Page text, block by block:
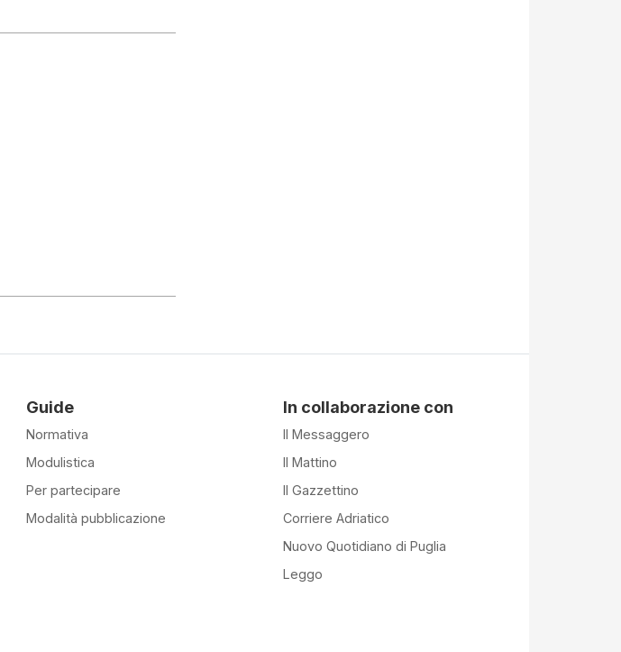
Guide
Normativa
Modulistica
Per partecipare
Modalità pubblicazione
In collaborazione con
Il Messaggero
Il Mattino
Il Gazzettino
Corriere Adriatico
Nuovo Quotidiano di Puglia
Leggo